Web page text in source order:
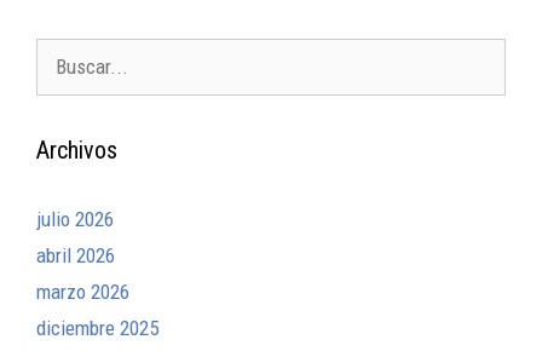
Archivos
julio 2026
abril 2026
marzo 2026
diciembre 2025